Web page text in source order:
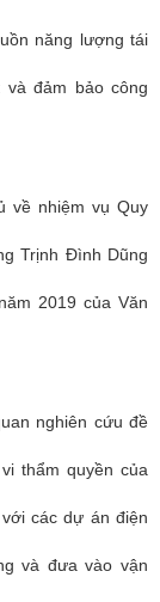
năng lượng tái
đảm bảo công
về nhiệm vụ Quy
Trịnh Đình Dũng
2019 của Văn
nghiên cứu đề
thẩm quyền của
các dự án điện
và đưa vào vận